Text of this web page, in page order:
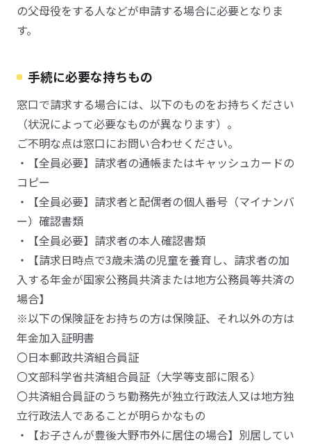
の父母役をする人などが申請する場合に必要となりま
す。
手続に必要な持ちもの
窓口で請求する場合には、以下のものをお持ちください
（状況によって必要なものが異なります）。
ご不明な点は窓口にお問い合わせください。
・【全員必要】請求者の通帳またはキャッシュカードの
コピー
・【全員必要】請求者と配偶者の個人番号（マイナンバ
ー）確認書類
・【全員必要】請求者の本人確認書類
・【請求日時点で3歳未満の児童を養育し、請求者の加
入する年金が国家公務員共済または地方公務員等共済の
場合】
※以下の保険証をお持ちの方は保険証、それ以外の方は
年金加入証明書
〇日本郵政共済組合員証
〇文部科学省共済組合員証（大学等支部に限る）
〇共済組合員証のうち勤務先が独立行政法人又は地方独
立行政法人であることが明らかなもの
・【お子さんが豊後大野市外に居住の場合】別居してい